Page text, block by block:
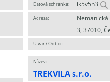
Datová schránka: ik5v5h3
Adresa:
Nemanická
3, 37010,
Útvar / Odbor:
Název:
TREKVILA s.r.o.